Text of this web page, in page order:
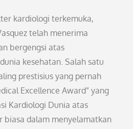
kardiologi terkemuka,
telah menerima
bergengsi atas
kesehatan. Salah satu
prestisius yang pernah
Excellence Award” yang
Kardiologi Dunia atas
biasa dalam menyelamatkan